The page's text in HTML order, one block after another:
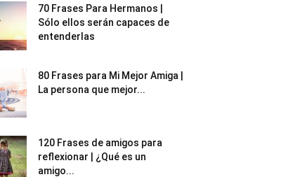
70 Frases Para Hermanos |
Sólo ellos serán capaces de
entenderlas
80 Frases para Mi Mejor Amiga |
La persona que mejor...
120 Frases de amigos para
reflexionar | ¿Qué es un
amigo...